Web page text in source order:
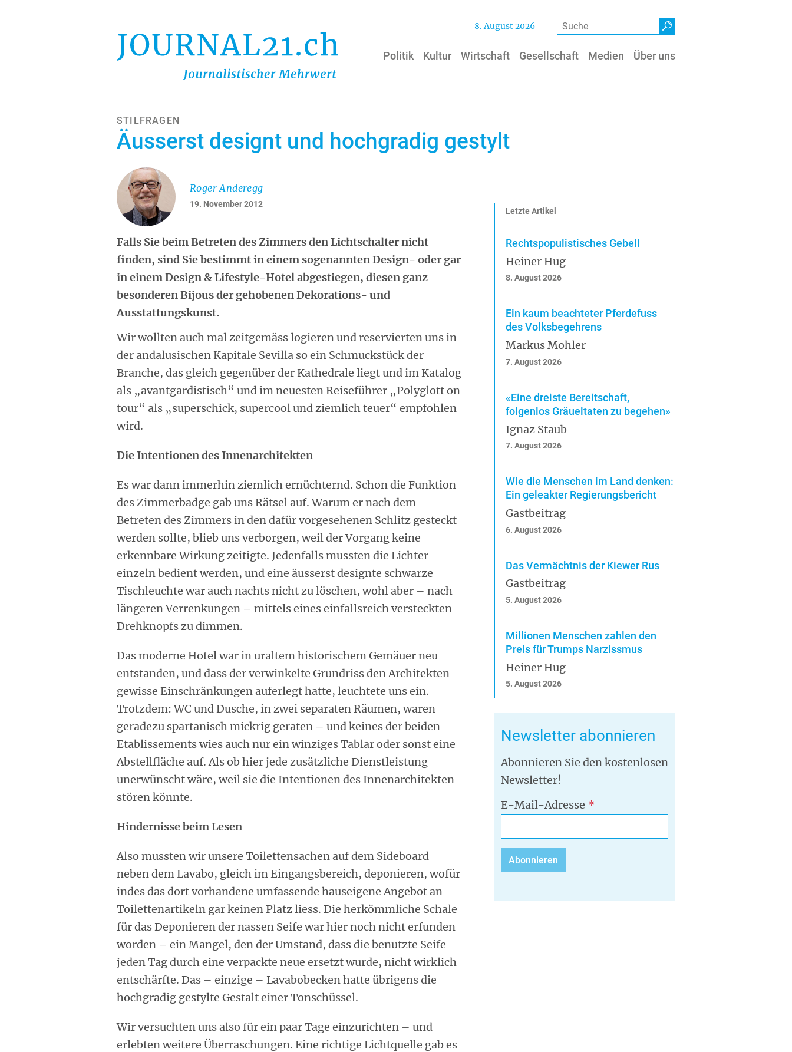
8. August 2026 Suche
Politik Kultur Wirtschaft Gesellschaft Medien Über uns
STILFRAGEN
Äusserst designt und hochgradig gestylt
19. November 2012
Roger Anderegg
Falls Sie beim Betreten des Zimmers den Lichtschalter nicht
finden, sind Sie bestimmt in einem sogenannten Design- oder gar
in einem Design & Lifestyle-Hotel abgestiegen, diesen ganz
besonderen Bijous der gehobenen Dekorations- und
Ausstattungskunst.
Wir wollten auch mal zeitgemäss logieren und reservierten uns in
der andalusischen Kapitale Sevilla so ein Schmuckstück der
Branche, das gleich gegenüber der Kathedrale liegt und im Katalog
als „avantgardistisch“ und im neuesten Reiseführer „Polyglott on
tour“ als „superschick, supercool und ziemlich teuer“ empfohlen
wird.
Die Intentionen des Innenarchitekten
Es war dann immerhin ziemlich ernüchternd. Schon die Funktion
des Zimmerbadge gab uns Rätsel auf. Warum er nach dem
Betreten des Zimmers in den dafür vorgesehenen Schlitz gesteckt
werden sollte, blieb uns verborgen, weil der Vorgang keine
erkennbare Wirkung zeitigte. Jedenfalls mussten die Lichter
einzeln bedient werden, und eine äusserst designte schwarze
Tischleuchte war auch nachts nicht zu löschen, wohl aber – nach
längeren Verrenkungen – mittels eines einfallsreich versteckten
Drehknopfs zu dimmen.
Das moderne Hotel war in uraltem historischem Gemäuer neu
entstanden, und dass der verwinkelte Grundriss den Architekten
gewisse Einschränkungen auferlegt hatte, leuchtete uns ein.
Trotzdem: WC und Dusche, in zwei separaten Räumen, waren
geradezu spartanisch mickrig geraten – und keines der beiden
Etablissements wies auch nur ein winziges Tablar oder sonst eine
Abstellfläche auf. Als ob hier jede zusätzliche Dienstleistung
unerwünscht wäre, weil sie die Intentionen des Innenarchitekten
stören könnte.
Hindernisse beim Lesen
Also mussten wir unsere Toilettensachen auf dem Sideboard
neben dem Lavabo, gleich im Eingangsbereich, deponieren, wofür
indes das dort vorhandene umfassende hauseigene Angebot an
Toilettenartikeln gar keinen Platz liess. Die herkömmliche Schale
für das Deponieren der nassen Seife war hier noch nicht erfunden
worden – ein Mangel, den der Umstand, dass die benutzte Seife
jeden Tag durch eine verpackte neue ersetzt wurde, nicht wirklich
entschärfte. Das – einzige – Lavabobecken hatte übrigens die
hochgradig gestylte Gestalt einer Tonschüssel.
Wir versuchten uns also für ein paar Tage einzurichten – und
erlebten weitere Überraschungen. Eine richtige Lichtquelle gab es
Letzte Artikel
Rechtspopulistisches Gebell
Heiner Hug
8. August 2026
Ein kaum beachteter Pferdefuss
des Volksbegehrens
Markus Mohler
7. August 2026
«Eine dreiste Bereitschaft,
folgenlos Gräueltaten zu begehen»
Ignaz Staub
7. August 2026
Wie die Menschen im Land denken:
Ein geleakter Regierungsbericht
Gastbeitrag
6. August 2026
Das Vermächtnis der Kiewer Rus
Gastbeitrag
5. August 2026
Millionen Menschen zahlen den
Preis für Trumps Narzissmus
Heiner Hug
5. August 2026
Newsletter abonnieren
Abonnieren Sie den kostenlosen
Newsletter!
E-Mail-Adresse